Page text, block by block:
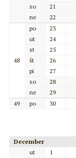
so
21
ne
22
48
po
23
ut
24
st
25
št
26
pi
27
so
28
ne
29
49
po 30
December
ut
1